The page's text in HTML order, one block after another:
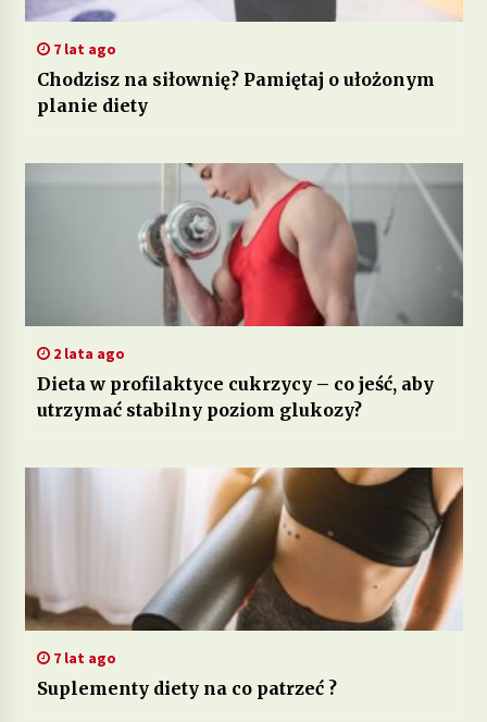
7 lat ago
Chodzisz na siłownię? Pamiętaj o ułożonym
planie diety
2 lata ago
Dieta w profilaktyce cukrzycy – co jeść, aby
utrzymać stabilny poziom glukozy?
7 lat ago
Suplementy diety na co patrzeć ?